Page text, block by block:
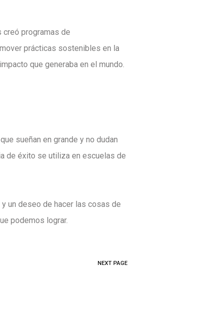
creó programas de
prácticas sostenibles en la
que generaba en el mundo.
sueñan en grande y no dudan
de éxito se utiliza en escuelas de
un deseo de hacer las cosas de
podemos lograr.
NEXT PAGE